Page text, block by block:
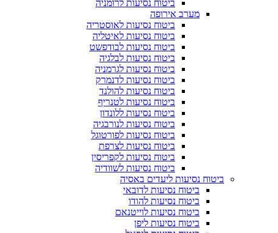
ביטוח נסיעות לרומניה
מערב אירופה
ביטוח נסיעות לאוסטריה
ביטוח נסיעות לאיטליה
ביטוח נסיעות לבודפשט
ביטוח נסיעות לבלגיה
ביטוח נסיעות לגרמניה
ביטוח נסיעות לדנמרק
ביטוח נסיעות להולנד
ביטוח נסיעות לטנריף
ביטוח נסיעות ללונדון
ביטוח נסיעות לנורבגיה
ביטוח נסיעות לפורטוגל
ביטוח נסיעות לצרפת
ביטוח נסיעות לקפריסין
ביטוח נסיעות לשוודיה
ביטוח נסיעות ליעדים באסיה
ביטוח נסיעות לדובאי
ביטוח נסיעות להודו
ביטוח נסיעות לוייטנאם
ביטוח נסיעות ליפן